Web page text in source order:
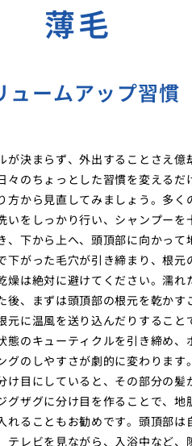
薄毛
ュームアップ習慣
決まらず、外出することさえ
のちょっとした習慣を変える
から見直してみましょう。多
をしっかり行い、シャンプー
下から上へ、頭頂部に向かっ
下がった毛穴が引き締まり、根
は絶対に避けてください。濡
、まずは頭頂部の根元を乾か
に温風を送り込んだりするこ
のキューティクルを引き締め
のしやすさが劇的に変わります
目にしていると、その部分の
ザグに分け目を作ることで、
ることもお勧めです。頭頂部
レビを見ながら、入浴中など